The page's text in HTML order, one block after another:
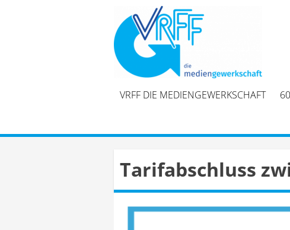
VRFF DIE MEDIENGEWERKSCHAFT
Tarifabschluss